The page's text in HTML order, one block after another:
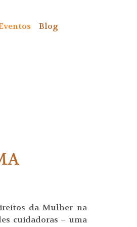
Blog
da Mulher na
cuidadoras – uma